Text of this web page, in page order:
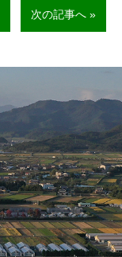
次の記事へ »